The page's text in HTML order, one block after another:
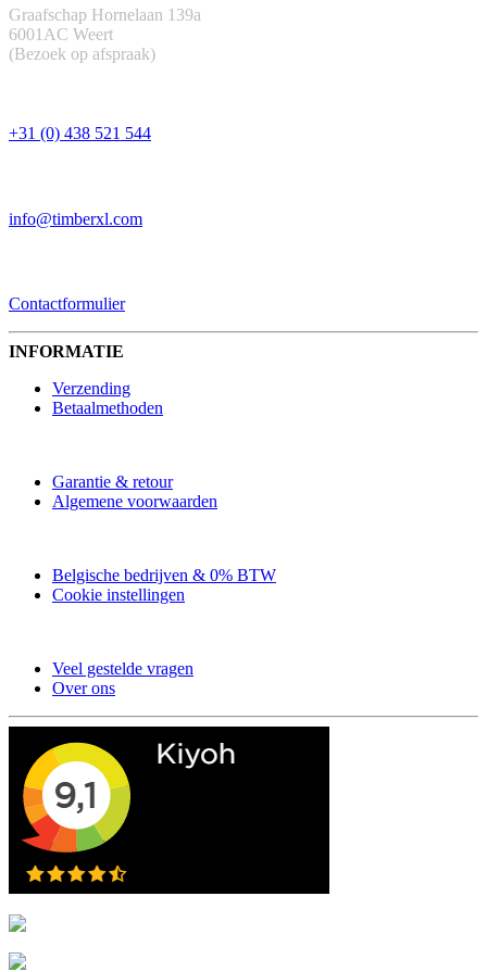
Graafschap Hornelaan 139a
6001AC Weert
(Bezoek op afspraak)
+31 (0) 438 521 544
info@timberxl.com
Contactformulier
INFORMATIE
Verzending
Betaalmethoden
Garantie & retour
Algemene voorwaarden
Belgische bedrijven & 0% BTW
Cookie instellingen
Veel gestelde vragen
Over ons